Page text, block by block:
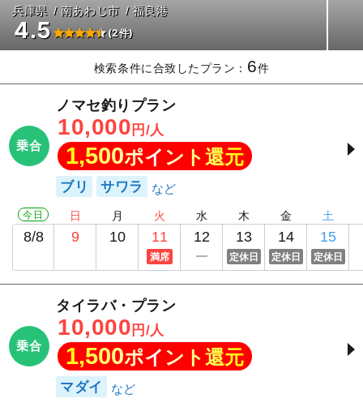
兵庫県 南あわじ市 福良港
4.5 (2件)
検索条件に合致したプラン： 6件
乗合
ノマセ釣りプラン
10,000 円/人
1,500ポイント還元
ブリ サワラ
今日
8/8
日
9
月
10
火
11
満席
水
12
木
13
定休日
金
14
定休日
土
15
定休日
乗合
タイラバ・プラン
10,000 円/人
1,500ポイント還元
マダイ